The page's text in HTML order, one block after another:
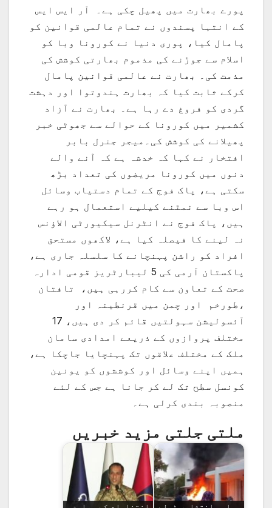
پورے بھارت میں پھیل چکی ہے۔ آر ایس ایس
کے انتہا پسندوں نے تمام عالمی قوانین کو
پامال کیا، پوری دنیا نے کورونا وبا کو
اسلام سے جوڑنے کی مذموم بھارتی کوشش کی
مذمت کی۔ بھارت نے عالمی قوانین پامال
کرکے ثابت کیا کہ بھارت ہندوتوا اور دہشت
گردی کو فروغ دے رہا ہے۔ بھارت نے آزاد
کشمیر میں کورونا کے حوالے سے جھوٹی خبر
پھیلانے کی کوشش کی۔میجر جنرل بابر
افتخار نے کہا کہ خدشہ ہے کہ آنے والے
دنوں میں کورونا مریضوں کی تعداد بڑھ
سکتی ہے، پاک فوج کے تمام دستیاب وسائل
اس وبا سے نمٹنے کیلیے استعمال ہو رہے
ہیں، پاک فوج نے انٹرنل سیکیورٹی الاؤنس
نہ لینے کا فیصلہ کیا ہے، لاکھوں مستحق
افراد کو راشن پہنچانے کا سلسلہ جاری ہے،
پاکستان آرمی کی 5 لیبارٹریز قومی ادارہ
صحت کے تعاون سے کام کررہی ہیں، تافتان
،طورخم اور چمن میں قرنطینہ اور
آئسولیشن سہولتیں قائم کر دی ہیں، 17
مختلف پروازوں کے ذریعے امدادی سامان
ملک کے مختلف علاقوں تک پہنچایا جاچکا ہے،
ہمیں اپنے وسائل اور کوششوں کو یونین
کونسل سطح تک لے کر جانا ہے جس کے لئے
منصوبہ بندی کرلی ہے۔
ملتی جلتی مزید خبریں